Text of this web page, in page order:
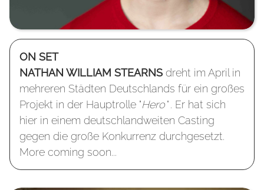
ON SET
NATHAN WILLIAM STEARNS dreht im April in
mehreren Städten Deutschlands für ein großes
Projekt in der Hauptrolle "Hero" . Er hat sich
hier in einem deutschlandweiten Casting
gegen die große Konkurrenz durchgesetzt.
More coming soon...